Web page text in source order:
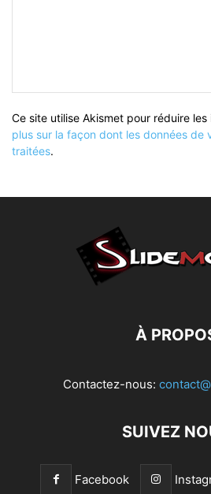
Ce site utilise Akismet pour réduire les
plus sur la façon dont les données de
traitées.
À
Contactez-nous:
SUIVEZ
Facebook